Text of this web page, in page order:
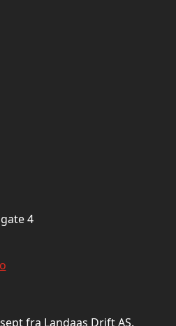
4
fra Landaas Drift AS.